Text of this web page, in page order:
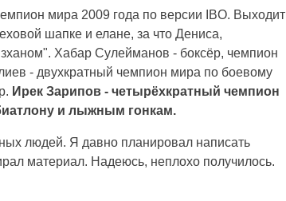
мира 2009 года по версии IBO. Выходит
шапке и елане, за что Дениса,
Хабар Сулейманов - боксёр, чемпион
- двухкратный чемпион мира по боевому
Ирек Зарипов - четырёхкратный чемпион
и лыжным гонкам.
людей. Я давно планировал написать
материал. Надеюсь, неплохо получилось.